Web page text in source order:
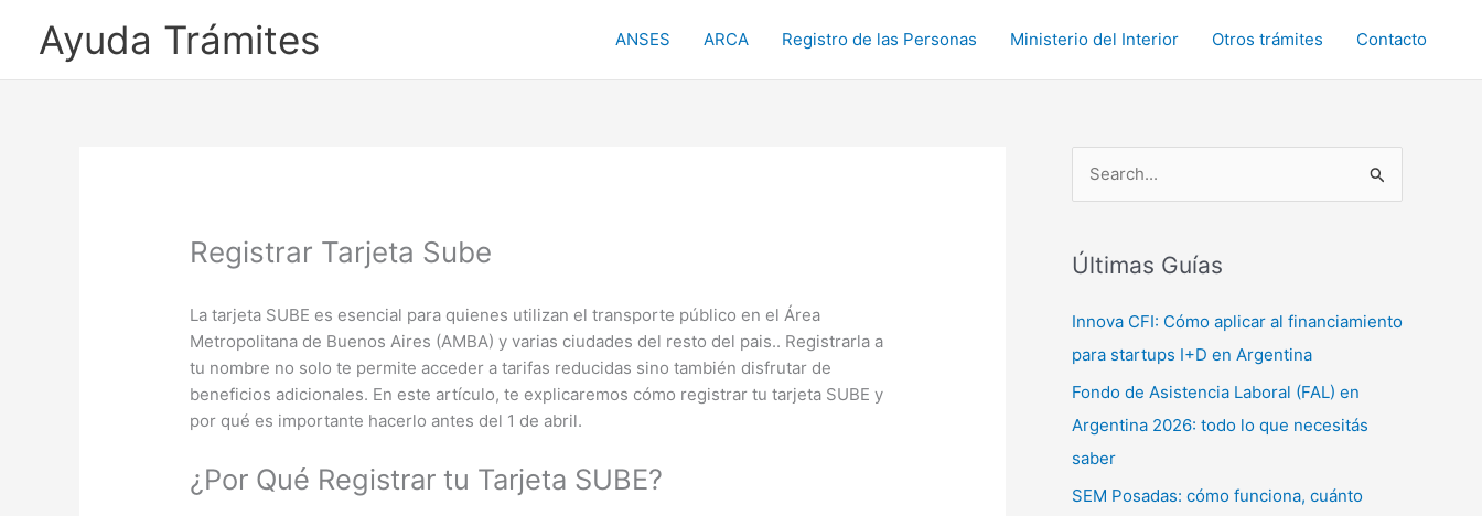
Ayuda Trámites ANSES ARCA Registro de las Personas Ministerio del Interior Otros trámites Contacto
Registrar Tarjeta Sube
La tarjeta SUBE es esencial para quienes utilizan el transporte público en el Área
Metropolitana de Buenos Aires (AMBA) y varias ciudades del resto del pais.. Registrarla a
tu nombre no solo te permite acceder a tarifas reducidas sino también disfrutar de
beneficios adicionales. En este artículo, te explicaremos cómo registrar tu tarjeta SUBE y
por qué es importante hacerlo antes del 1 de abril.
¿Por Qué Registrar tu Tarjeta SUBE?
c
r
p
o
r
:
Últimas Guías
Innova CFI: Cómo aplicar al financiamiento
para startups I+D en Argentina
Fondo de Asistencia Laboral (FAL) en
Argentina 2026: todo lo que necesitás
saber
SEM Posadas: cómo funciona, cuánto